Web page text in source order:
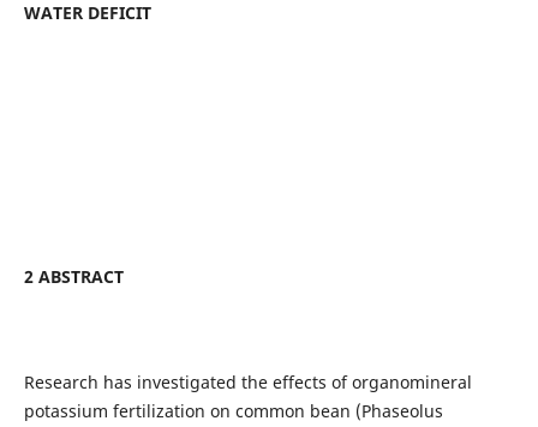
WATER DEFICIT
2 ABSTRACT
Research has investigated the effects of organomineral
potassium fertilization on common bean (Phaseolus